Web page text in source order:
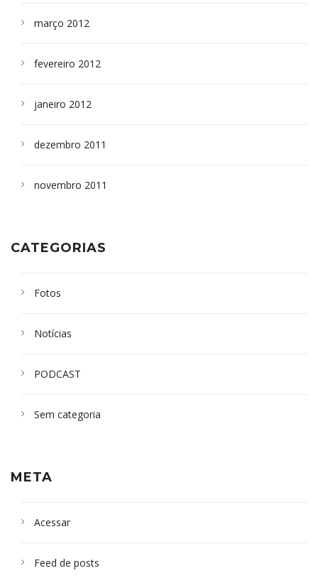
março 2012
fevereiro 2012
janeiro 2012
dezembro 2011
novembro 2011
CATEGORIAS
Fotos
Notícias
PODCAST
Sem categoria
META
Acessar
Feed de posts